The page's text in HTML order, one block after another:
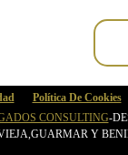
Política De Cookies
CONSULTING-
Y